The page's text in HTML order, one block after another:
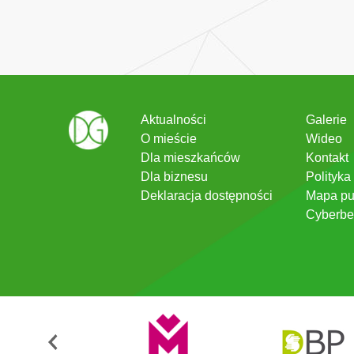
Aktualności
O mieście
Dla mieszkańców
Dla biznesu
Deklaracja dostępności
Galerie
Wideo
Kontakt
Mapa